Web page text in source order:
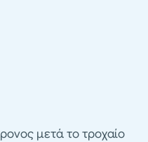
μετά το τροχαίο